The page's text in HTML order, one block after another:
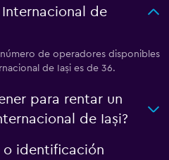
de
de operadores disponibles
de Iași es de 36.
para rentar un
de Iași?
o identificación